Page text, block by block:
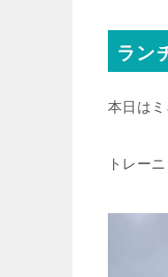
ラン
本日は
トレー